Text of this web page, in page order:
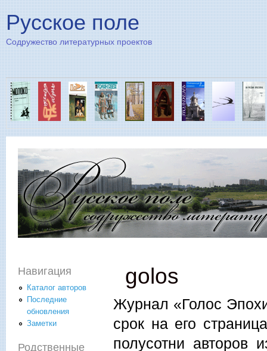
Русское поле
Содружество литературных проектов
golos
Журнал «Голос
срок на его
полусотни авторов
Навигация
Каталог авторов
Последние
обновления
Заметки
Родственные